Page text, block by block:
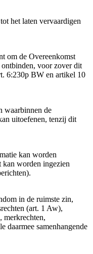
het laten vervaardigen
om de Overeenkomst
voor zover dit
6:230p BW en artikel 10
waarbinnen de
uitoefenen, tenzij dit
kan worden
kan worden ingezien
in de ruimste zin,
(art. 1 Aw),
merkrechten,
daarmee samenhangende